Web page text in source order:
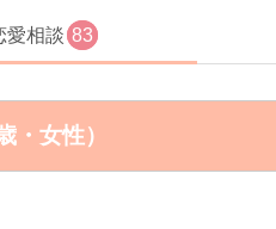
愛相談 83
・女性）